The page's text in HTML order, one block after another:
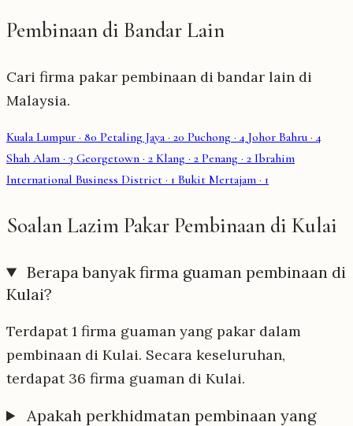
Pembinaan di Bandar Lain
Cari firma pakar pembinaan di bandar lain di
Malaysia.
Kuala Lumpur · 80 Petaling Jaya· 20 Puchong · 4 Johor Bahru · 4
Shah Alam · 3 Georgetown · 2 Klang · 2 Penang · 2 Ibrahim
International Business District · 1 Bukit Mertajam · 1
Soalan Lazim Pakar Pembinaan di Kulai
Berapa banyak firma guaman pembinaan di
Kulai?
Terdapat 1 firma guaman yang pakar dalam
pembinaan di Kulai. Secara keseluruhan,
terdapat 36 firma guaman di Kulai.
Apakah perkhidmatan pembinaan yang